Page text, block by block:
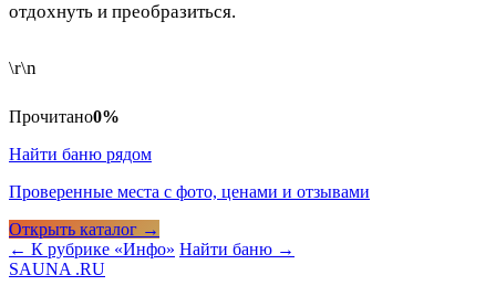
отдохнуть и преобразиться.
\r\n
Прочитано0%
Найти баню рядом
Проверенные места с фото, ценами и отзывами
Открыть каталог →
← К рубрике «Инфо» Найти баню →
SAUNA .RU